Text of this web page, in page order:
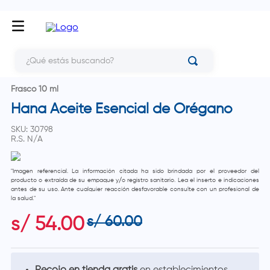
Frasco 10 ml
Hana Aceite Esencial de Orégano
SKU: 30798
R.S. N/A
"Imagen referencial. La información citada ha sido brindada por el proveedor del
producto o extraída de su empaque y/o registro sanitario. Lea el inserto e indicaciones
antes de su uso. Ante cualquier reacción desfavorable consulte con un profesional de
la salud."
s/ 54.00s/ 60.00